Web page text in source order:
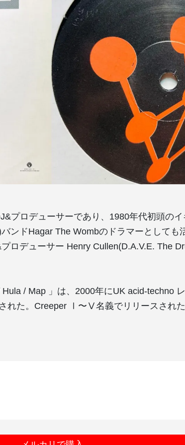
プロデューサーであり、1980年代初頭の
ンドHagar The Wombのドラマーとしても
ロデューサー Henry Cullen(D.A.V.E. The
Hula / Map 」は、2000年にUK acid-techno
れた。Creeper Ⅰ〜Ⅴ名義でリリースされ